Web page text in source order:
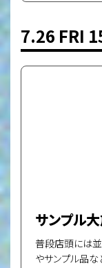
7.26 FRI
サンプル
普段店頭には並
やサンプル品な